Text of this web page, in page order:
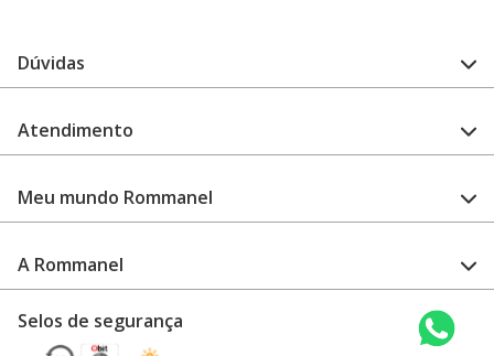
Dúvidas
Guia de medidas
Como configurar meu relógio
Garantia
Atendimento
Encontre uma loja
Meu mundo Rommanel
Revenda Rommanel
A Rommanel
Trabalhe conosco
Selos de segurança